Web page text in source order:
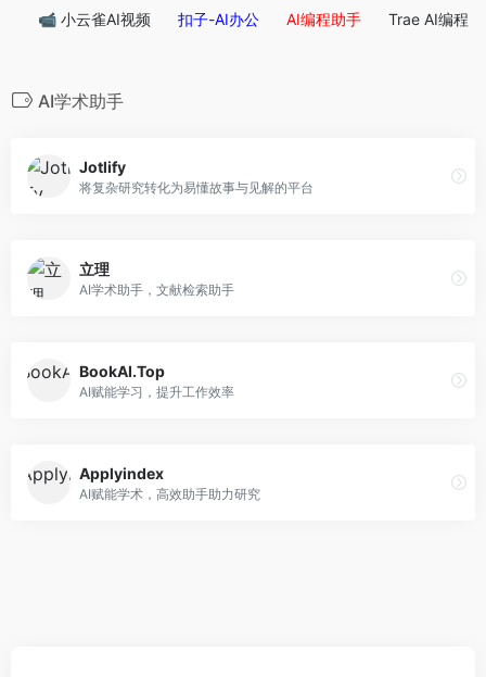
📹 小云雀AI视频 扣子-AI办公 AI编程助手 Trae AI编程
AI学术助手
Jotlify
将复杂研究转化为易懂故事与见解的平台
立理
AI学术助手，文献检索助手
BookAI.Top
AI赋能学习，提升工作效率
Applyindex
AI赋能学术，高效助手助力研究